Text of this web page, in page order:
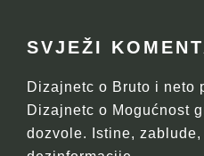
SVJEŽI
Dizajnetc o Bruto i neto
Dizajnetc o Mogućnost
dozvole. Istine,